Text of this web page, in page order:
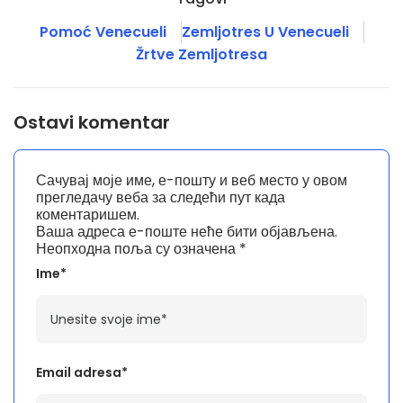
Pomoć Venecueli
Zemljotres U Venecueli
Žrtve Zemljotresa
Ostavi komentar
Ваша адреса е-поште неће бити објављена.
Неопходна поља су означена *
Ime*
Email adresa*
Сачувај моје име, е-пошту и веб место у овом
прегледачу веба за следећи пут када
коментаришем.